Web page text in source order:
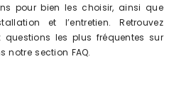
pour bien les choisir, ainsi que
et l’entretien. Retrouvez
les plus fréquentes sur
notre section FAQ.